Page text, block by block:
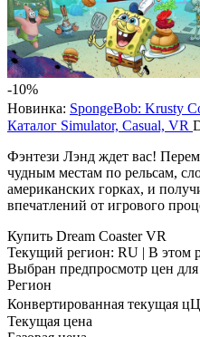
-10%
Новинка: SpongeBob: Krusty
Каталог Simulator, Casual, VR
Фэнтези Лэнд ждет вас!
чудным местам по рельсам,
американских горках, и
впечатлений от игрового
Купить Dream Coaster VR
Текущий регион: RU | В этом
Выбран предпросмотр цен для
Регион
Конвертированная текущая цЦ
Текущая цена